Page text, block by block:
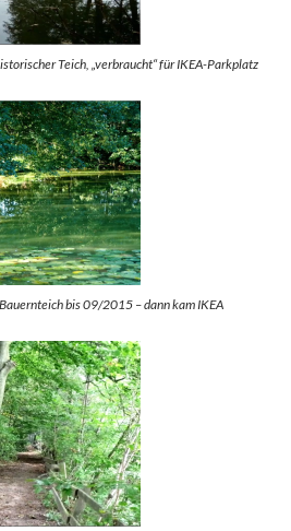
Teich, „verbraucht“ für IKEA-Parkplatz
bis 09/2015 – dann kam IKEA